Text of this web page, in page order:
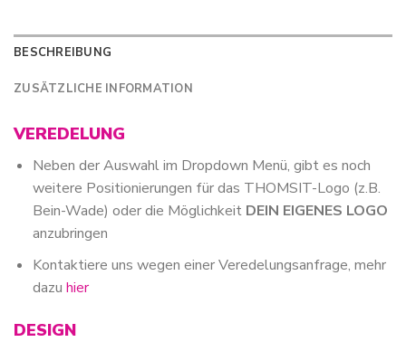
BESCHREIBUNG
ZUSÄTZLICHE INFORMATION
VEREDELUNG
Neben der Auswahl im Dropdown Menü, gibt es noch
weitere Positionierungen für das THOMSIT-Logo (z.B.
Bein-Wade) oder die Möglichkeit DEIN EIGENES LOGO
anzubringen
Kontaktiere uns wegen einer Veredelungsanfrage, mehr
dazu hier
DESIGN